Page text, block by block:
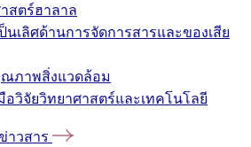
สตร์ฮาลาล
นเลิศด้านการจัดการสารและของเสีย
ภาพสิ่งแวดล้อม
อวิจัยวิทยาศาสตร์และเทคโนโลยี
าวสาร